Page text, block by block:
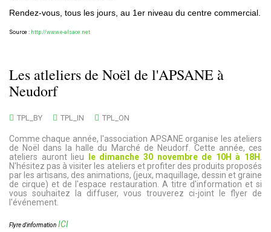
Rendez-vous, tous les jours, au 1er niveau du centre commercial.
Source : http://www.e-alsace.net
Les atleliers de Noël de l'APSANE à
Neudorf
TPL_BY TPL_IN TPL_ON
Comme chaque année, l'association APSANE organise les ateliers
de Noël dans la halle du Marché de Neudorf. Cette année, ces
ateliers auront lieu
le dimanche 30 novembre de 10H à 18H
N'hésitez pas à visiter les ateliers et profiter des produits proposés
par les artisans, des animations, (jeux, maquillage, dessin et graine
de cirque) et de l'espace restauration. A titre d'information et si
vous souhaitez la diffuser, vous trouverez ci-joint le flyer de
l'événement.
Flyre d'information ICI